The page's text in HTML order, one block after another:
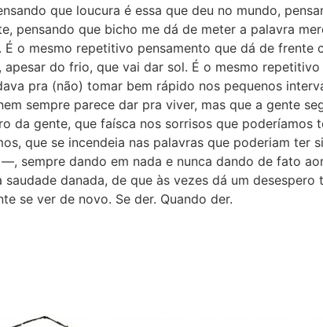
que loucura é essa que deu no mundo,
pensando que bicho me dá de meter a palavra
o mesmo repetitivo pensamento que dá de frente
do frio, que vai dar sol. É o mesmo repetitivo
pra (não) tomar bem rápido nos pequenos
sempre parece dar pra viver, mas que a gente
gente, que faísca nos sorrisos que poderíamos
que se incendeia nas palavras que poderiam ter
sempre dando em nada e nunca dando de fato
danada, de que às vezes dá um
se ver de novo. Se der. Quando der.